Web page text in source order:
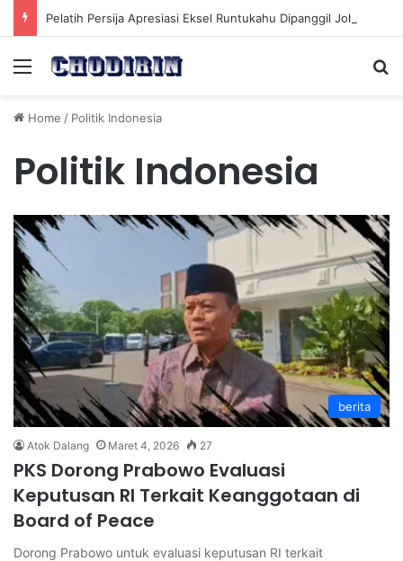
Menu
Home / Politik Indonesia
Politik Indonesia
berita
Atok Dalang Maret 4, 2026 27
PKS Dorong Prabowo Evaluasi
Keputusan RI Terkait Keanggotaan di
Board of Peace
Dorong Prabowo untuk evaluasi keputusan RI terkait